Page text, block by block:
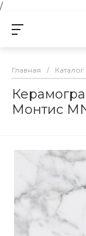
/
Главная /
Монтис